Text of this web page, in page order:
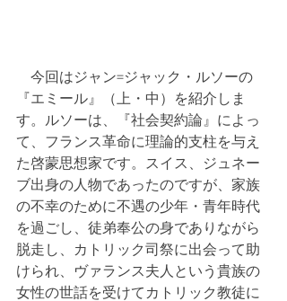
今回はジャン=ジャック・ルソーの
『エミール』（上・中）を紹介しま
す。ルソーは、『社会契約論』によっ
て、フランス革命に理論的支柱を与え
た啓蒙思想家です。スイス、ジュネー
ブ出身の人物であったのですが、家族
の不幸のために不遇の少年・青年時代
を過ごし、徒弟奉公の身でありながら
脱走し、カトリック司祭に出会って助
けられ、ヴァランス夫人という貴族の
女性の世話を受けてカトリック教徒に